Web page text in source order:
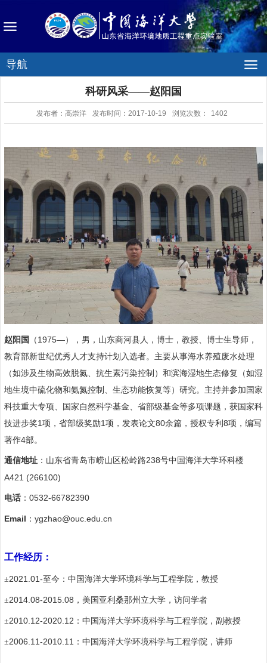
导航
科研风采——赵阳国
发布者：高崇洋 发布时间：2017-10-19 浏览次数： 1402
赵阳国 （1975—），男，山东商河县人，博士，教授、博士生导师，
教育部新世纪优秀人才支持计划入选者。主要从事海水养殖废水处理
（如涉及生物高效脱氮、抗生素污染控制）和滨海湿地生态修复（如湿
地生境中硫化物和氨氮控制、生态功能恢复等）研究。主持并参加国家
科技重大专项、国家自然科学基金、省部级基金等多项课题，获国家科
技进步奖1项，省部级奖励1项，发表论文80余篇，授权专利 8项，编写
著作4部。
通信地址 ：山东省青岛市崂山区松岭路238号中国海洋大学环科楼
A421 (266100)
电话 ： 0532-66782390
Email ： ygzhao@ouc.edu.cn
工作经历：
±2021.01-至今：中国海洋大学环境科学与工程学院，教授
±2014.08-2015.08 ，美国亚利桑那州立大学，访问学者
±2010.12-2020.12 ：中国海洋大学环境科学与工程学院，副教授
±2006.11-2010.11 ：中国海洋大学环境科学与工程学院，讲师